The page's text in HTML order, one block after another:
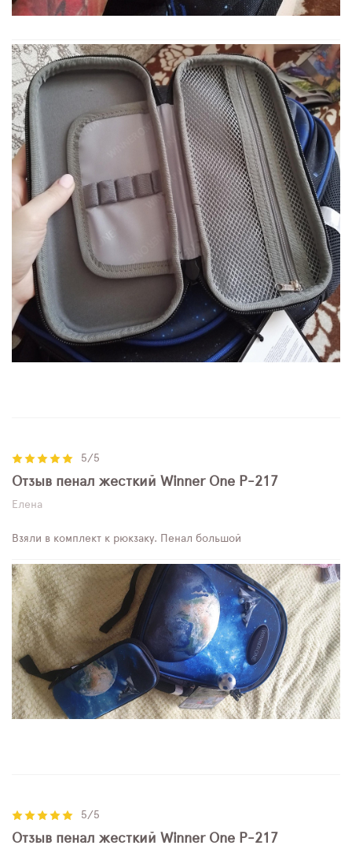
5/5
Отзыв пенал жесткий Winner One P-217
Елена
Взяли в комплект к рюкзаку. Пенал большой
5/5
Отзыв пенал жесткий Winner One P-217